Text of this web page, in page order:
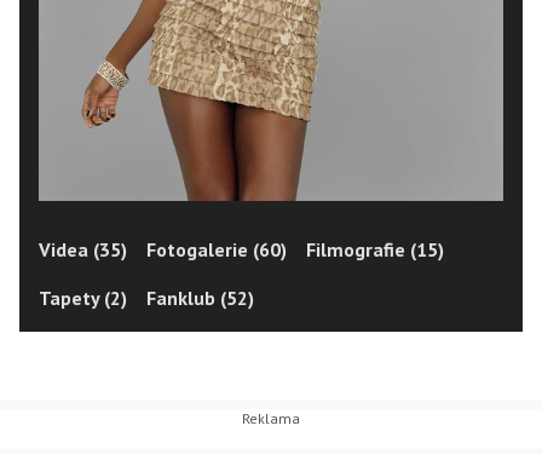
Videa (35) Fotogalerie (60)
Filmografie (15)
Tapety (2)
Fanklub (52)